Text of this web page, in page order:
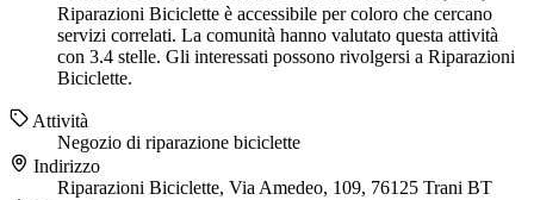
Riparazioni Biciclette è accessibile per coloro che cercano
servizi correlati. La comunità hanno valutato questa attività
con 3.4 stelle. Gli interessati possono rivolgersi a Riparazioni
Biciclette.
Attività
Negozio di riparazione biciclette
Indirizzo
Riparazioni Biciclette, Via Amedeo, 109, 76125 Trani BT